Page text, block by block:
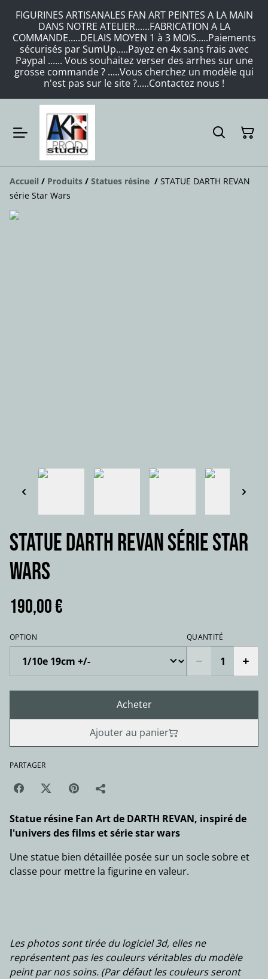
FIGURINES ARTISANALES FAN ART PEINTES A LA MAIN
DANS NOTRE ATELIER......FABRICATION A LA
COMMANDE.....DELAIS MOYEN 1 à 3 MOIS.....Paiements
sécurisés par SumUp.....Payez en 4x sans frais avec
Paypal ...... Vous souhaitez verser des arrhes sur une
grosse commande ? .....Vous cherchez un modèle qui
n'est pas sur le site ?.....Contactez nous !
Accueil / Produits / Statues résine / STATUE DARTH REVAN
série Star Wars
STATUE DARTH REVAN série Star
Wars
190,00 €
OPTION QUANTITÉ
Acheter
Ajouter au panier
PARTAGER
Statue résine Fan Art de DARTH REVAN, inspiré de
l'univers des films et série star wars
Une statue bien détaillée posée sur un socle sobre et
classe pour mettre la figurine en valeur.
Les photos sont tirée du logiciel 3d, elles ne
représentent pas les couleurs véritables du modèle
peint par nos soins. (Par défaut les couleurs seront